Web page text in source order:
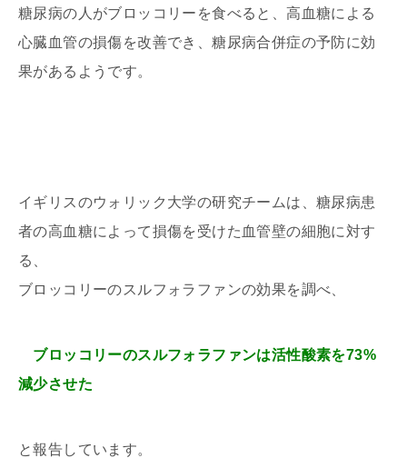
糖尿病の人がブロッコリーを食べると、高血糖による
心臓血管の損傷を改善でき、糖尿病合併症の予防に効
果があるようです。
イギリスのウォリック大学の研究チームは、糖尿病患
者の高血糖によって損傷を受けた血管壁の細胞に対す
る、
ブロッコリーのスルフォラファンの効果を調べ、
ブロッコリーのスルフォラファンは活性酸素を73%
減少させた
と報告しています。